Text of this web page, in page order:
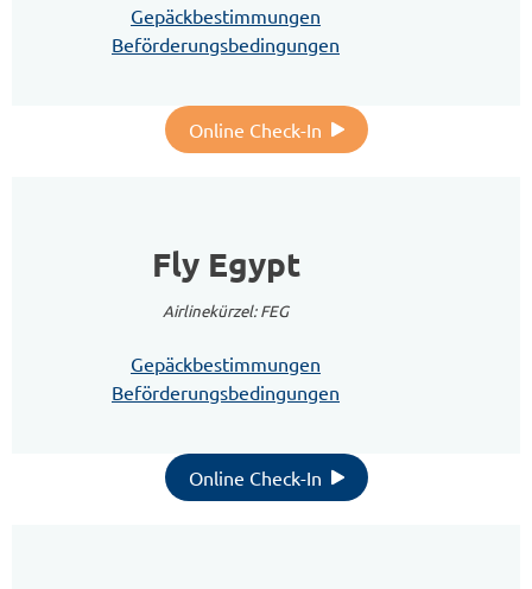
Gepäckbestimmungen
Beförderungsbedingungen
Online Check-In
Fly Egypt
Airlinekürzel: FEG
Gepäckbestimmungen
Beförderungsbedingungen
Online Check-In